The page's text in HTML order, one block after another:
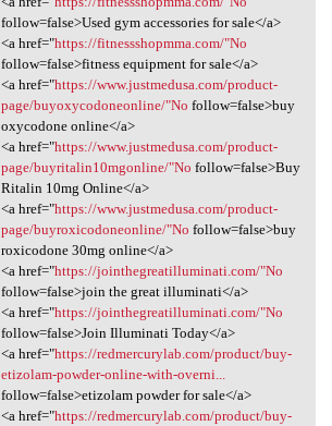
follow=false>Used gym accessories for sale</a>
<a href="https://fitnessshopmma.com/"No
follow=false>fitness equipment for sale</a>
<a href="https://www.justmedusa.com/product-
page/buyoxycodoneonline/"No follow=false>buy
oxycodone online</a>
<a href="https://www.justmedusa.com/product-
page/buyritalin10mgonline/"No follow=false>Buy
Ritalin 10mg Online</a>
<a href="https://www.justmedusa.com/product-
page/buyroxicodoneonline/"No follow=false>buy
roxicodone 30mg online</a>
<a href="https://jointhegreatilluminati.com/"No
follow=false>join the great illuminati</a>
<a href="https://jointhegreatilluminati.com/"No
follow=false>Join Illuminati Today</a>
<a href="https://redmercurylab.com/product/buy-
etizolam-powder-online-with-overni...
follow=false>etizolam powder for sale</a>
<a href="https://redmercurylab.com/product/buy-